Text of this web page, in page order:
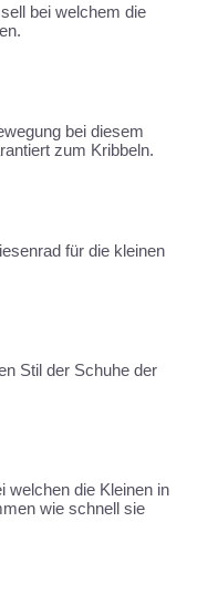
bei welchem die
bei diesem
zum Kribbeln.
für die kleinen
Stil der Schuhe der
welchen die Kleinen in
wie schnell sie